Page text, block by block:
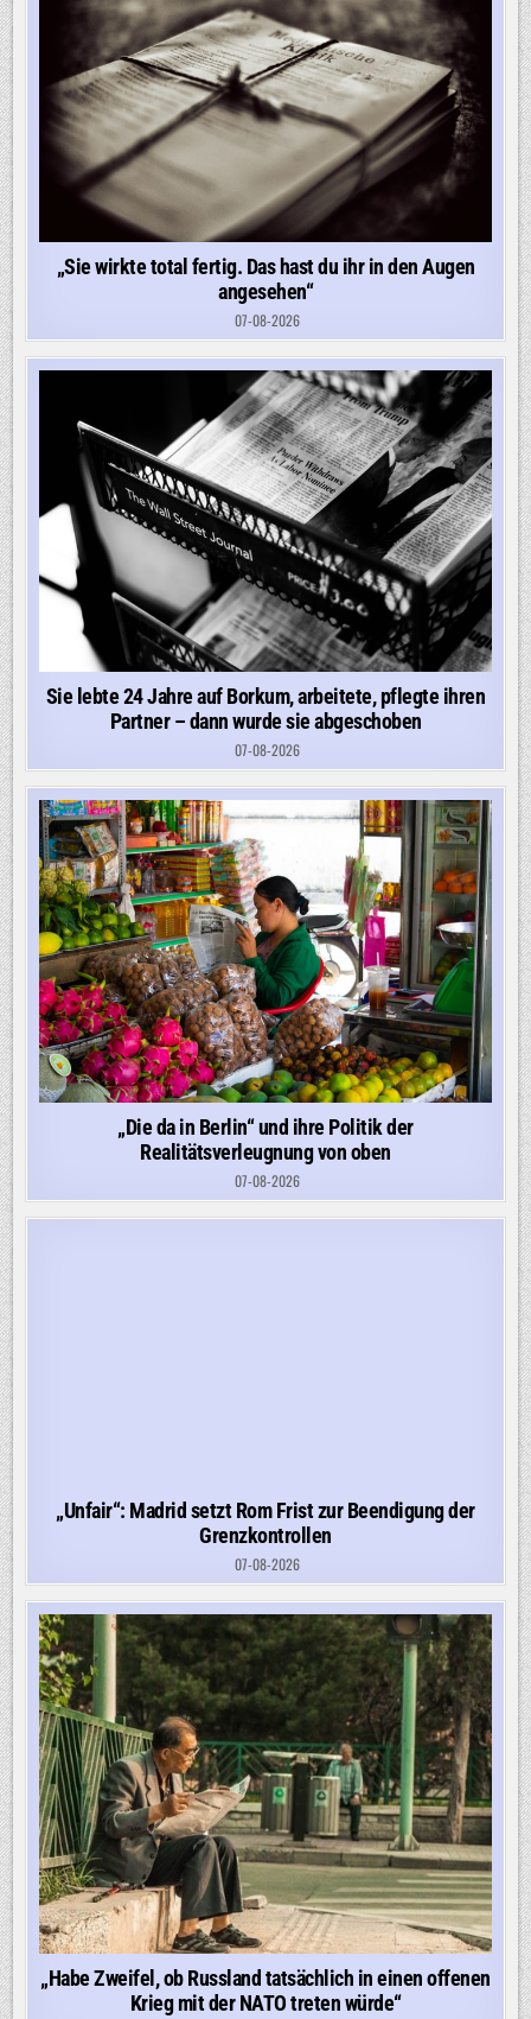
„Sie wirkte total fertig. Das hast du ihr in den Augen
angesehen“
07-08-2026
Sie lebte 24 Jahre auf Borkum, arbeitete, pflegte ihren
Partner – dann wurde sie abgeschoben
07-08-2026
„Die da in Berlin“ und ihre Politik der
Realitätsverleugnung von oben
07-08-2026
„Unfair“: Madrid setzt Rom Frist zur Beendigung der
Grenzkontrollen
07-08-2026
„Habe Zweifel, ob Russland tatsächlich in einen offenen
Krieg mit der NATO treten würde“